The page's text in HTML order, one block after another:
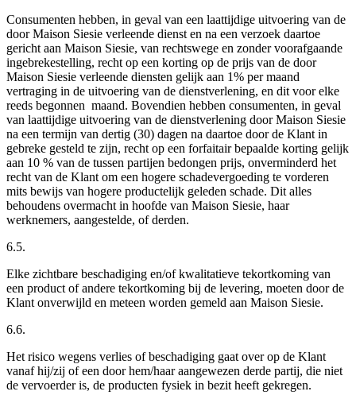
Consumenten hebben, in geval van een laattijdige uitvoering van de
door Maison Siesie verleende dienst en na een verzoek daartoe
gericht aan Maison Siesie, van rechtswege en zonder voorafgaande
ingebrekestelling, recht op een korting op de prijs van de door
Maison Siesie verleende diensten gelijk aan 1% per maand
vertraging in de uitvoering van de dienstverlening, en dit voor elke
reeds begonnen maand. Bovendien hebben consumenten, in geval
van laattijdige uitvoering van de dienstverlening door Maison Siesie
na een termijn van dertig (30) dagen na daartoe door de Klant in
gebreke gesteld te zijn, recht op een forfaitair bepaalde korting gelijk
aan 10 % van de tussen partijen bedongen prijs, onverminderd het
recht van de Klant om een hogere schadevergoeding te vorderen
mits bewijs van hogere productelijk geleden schade. Dit alles
behoudens overmacht in hoofde van Maison Siesie, haar
werknemers, aangestelde, of derden.
6.5.
Elke zichtbare beschadiging en/of kwalitatieve tekortkoming van
een product of andere tekortkoming bij de levering, moeten door de
Klant onverwijld en meteen worden gemeld aan Maison Siesie.
6.6.
Het risico wegens verlies of beschadiging gaat over op de Klant
vanaf hij/zij of een door hem/haar aangewezen derde partij, die niet
de vervoerder is, de producten fysiek in bezit heeft gekregen.